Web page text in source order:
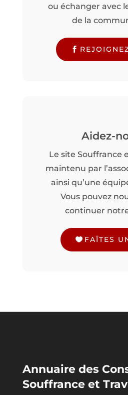
ou échanger avec
de la
Aidez-
Le site Souffrance
maintenu par
ainsi qu’une
Vous pouvez
continuer
FAÎTES
Annuaire des
Souffrance et